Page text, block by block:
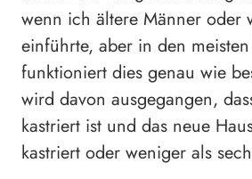
wenn ich ältere Männer oder
einführte, aber in den
funktioniert dies genau wie
wird davon ausgegangen,
kastriert ist und das neue
kastriert oder weniger als